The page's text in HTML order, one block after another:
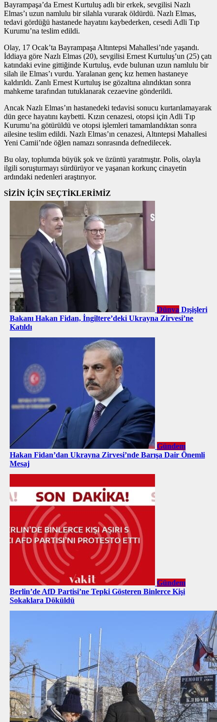
Bayrampaşa’da Ernest Kurtuluş adlı bir erkek, sevgilisi Nazlı
Elmas’ı uzun namlulu bir silahla vurarak öldürdü. Nazlı Elmas,
tedavi gördüğü hastanede hayatını kaybederken, cesedi Adli Tıp
Kurumu’na teslim edildi.
Olay, 17 Ocak’ta Bayrampaşa Altıntepsi Mahallesi’nde yaşandı.
İddiaya göre Nazlı Elmas (20), sevgilisi Ernest Kurtuluş’un (25) çatı
katındaki evine gittiğinde Kurtuluş, evde bulunan uzun namlulu bir
silah ile Elmas’ı vurdu. Yaralanan genç kız hemen hastaneye
kaldırıldı. Zanlı Ernest Kurtuluş ise gözaltına alındıktan sonra
mahkeme tarafından tutuklanarak cezaevine gönderildi.
Ancak Nazlı Elmas’ın hastanedeki tedavisi sonucu kurtarılamayarak
dün gece hayatını kaybetti. Kızın cenazesi, otopsi için Adli Tıp
Kurumu’na götürüldü ve otopsi işlemleri tamamlandıktan sonra
ailesine teslim edildi. Nazlı Elmas’ın cenazesi, Altıntepsi Mahallesi
Yeni Camii’nde öğlen namazı sonrasında defnedilecek.
Bu olay, toplumda büyük şok ve üzüntü yaratmıştır. Polis, olayla
ilgili soruşturmayı sürdürüyor ve yaşanan korkunç cinayetin
ardındaki nedenleri araştırıyor.
SİZİN İÇİN SEÇTİKLERİMİZ
Dünya Dışişleri
Bakanı Hakan Fidan, İngiltere’deki Ukrayna Zirvesi’ne
Katıldı
Gündem
Hakan Fidan’dan Ukrayna Zirvesi’nde Barışa Dair Önemli
Mesaj
Gündem
Berlin’de AfD Partisi’ne Tepki Gösteren Binlerce Kişi
Sokaklara Döküldü